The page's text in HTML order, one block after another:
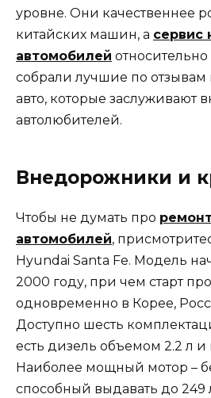
уровне. Они качественнее
китайских машин, а сервис
автомобилей
собрали лучшие по отзывам
авто, которые заслуживают
автолюбителей.
Внедорожники и
Чтобы не думать про
автомобилей,
Hyundai Santa Fe. Модель
2000 году, при чем старт
одновременно в Корее,
Доступно шесть
есть дизель объемом 2.2 л
Наиболее мощный мотор –
способный выдавать до 249